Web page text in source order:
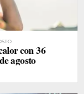
con 36
agosto